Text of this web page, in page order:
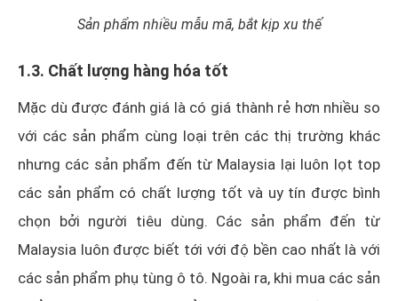
Sản phẩm nhiều mẫu mã, bắt kịp xu thế
1.3. Chất lượng hàng hóa tốt
Mặc dù được đánh giá là có giá thành rẻ hơn nhiều so
với các sản phẩm cùng loại trên các thị trường khác
nhưng các sản phẩm đến từ Malaysia lại luôn lọt top
các sản phẩm có chất lượng tốt và uy tín được bình
chọn bởi người tiêu dùng. Các sản phẩm đến từ
Malaysia luôn được biết tới với độ bền cao nhất là với
các sản phẩm phụ tùng ô tô. Ngoài ra, khi mua các sản